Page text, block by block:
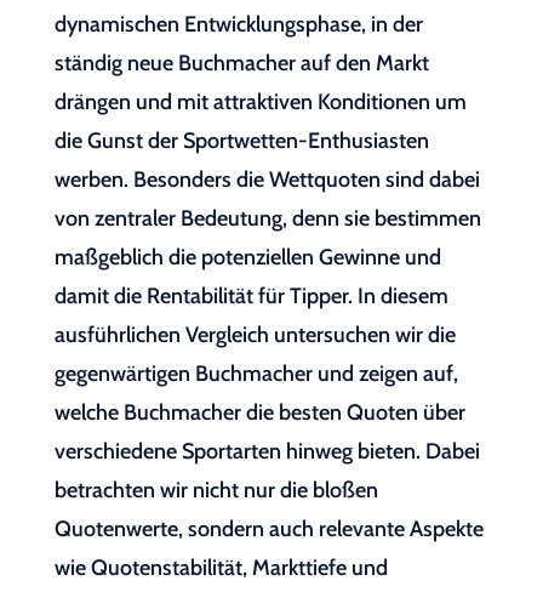
dynamischen Entwicklungsphase, in der
ständig neue Buchmacher auf den Markt
drängen und mit attraktiven Konditionen um
die Gunst der Sportwetten-Enthusiasten
werben. Besonders die Wettquoten sind dabei
von zentraler Bedeutung, denn sie bestimmen
maßgeblich die potenziellen Gewinne und
damit die Rentabilität für Tipper. In diesem
ausführlichen Vergleich untersuchen wir die
gegenwärtigen Buchmacher und zeigen auf,
welche Buchmacher die besten Quoten über
verschiedene Sportarten hinweg bieten. Dabei
betrachten wir nicht nur die bloßen
Quotenwerte, sondern auch relevante Aspekte
wie Quotenstabilität, Markttiefe und